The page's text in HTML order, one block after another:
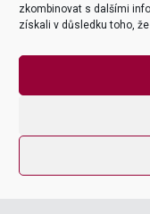
zkombinovat s dalšími
získali v důsledku toho,
mailto